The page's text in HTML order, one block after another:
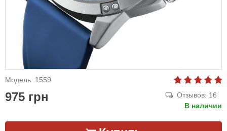
Модель: 1559
975 грн
Отзывов: 16
В наличии